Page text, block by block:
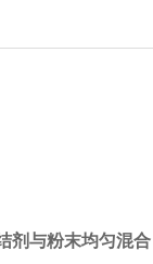
剂与粉末均匀混合